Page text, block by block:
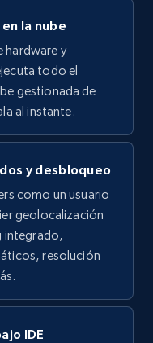
Initial
count, and
gratuita
Followers,
and
gratuita
la nube
hardware y
todo el
gestionada de
al instante.
y desbloqueo
como un usuario
geolocalización
integrado,
resolución
IDE